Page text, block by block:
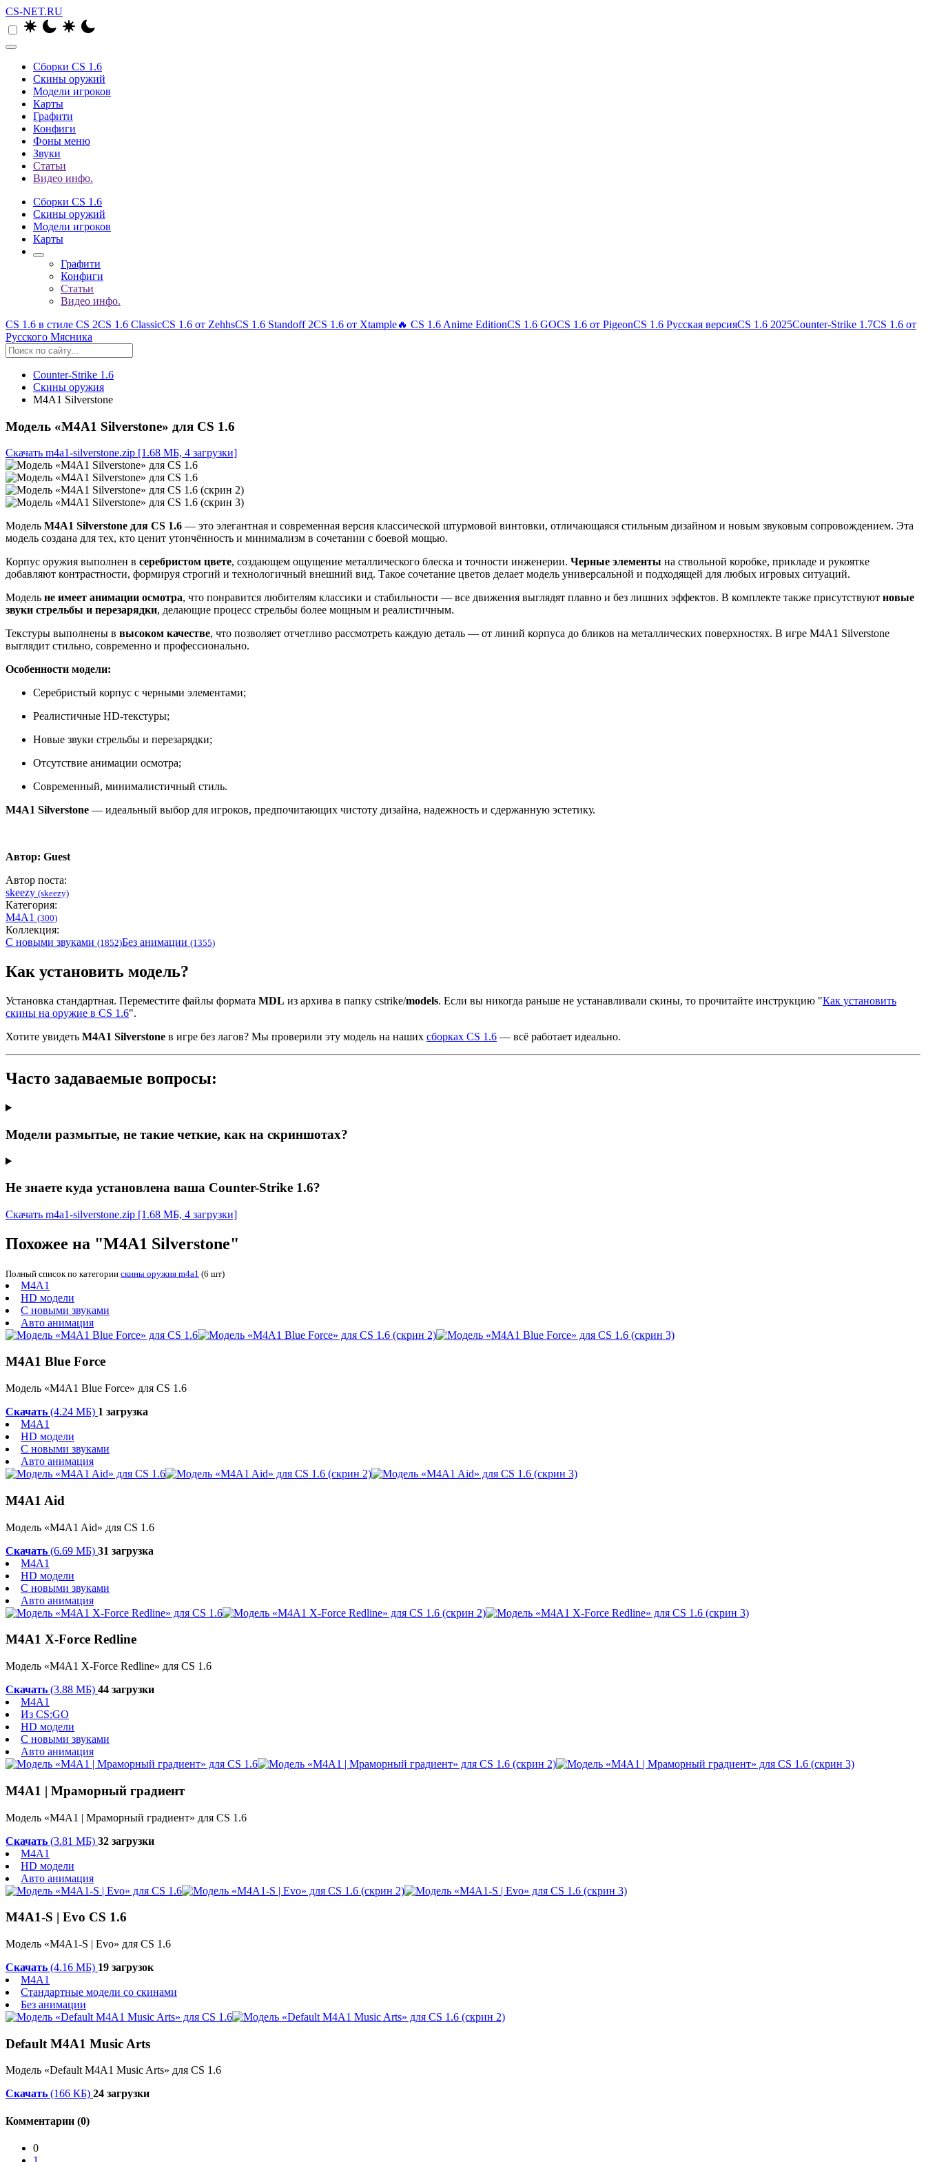
CS-NET.RU
Сборки CS 1.6
Скины оружий
Модели игроков
Карты
Графити
Конфиги
Фоны меню
Звуки
Статьи
Видео инфо.
Сборки CS 1.6
Скины оружий
Модели игроков
Карты
Графити
Конфиги
Статьи
Видео инфо.
CS 1.6 в стиле CS 2CS 1.6 ClassicCS 1.6 от ZehhsCS 1.6 Standoff 2CS 1.6 от Xtample🔥 CS 1.6 Anime EditionCS 1.6 GOCS 1.6 от PigeonCS 1.6 Русская версияCS 1.6 2025Counter-Strike 1.7CS 1.6 от
Русского Мясника
Counter-Strike 1.6
Скины оружия
M4A1 Silverstone
Модель «M4A1 Silverstone» для CS 1.6
Скачать m4a1-silverstone.zip [1.68 МБ, 4 загрузки]
Модель M4A1 Silverstone для CS 1.6 — это элегантная и современная версия классической штурмовой винтовки, отличающаяся стильным дизайном и новым звуковым сопровождением. Эта
модель создана для тех, кто ценит утончённость и минимализм в сочетании с боевой мощью.
Корпус оружия выполнен в серебристом цвете, создающем ощущение металлического блеска и точности инженерии. Черные элементы на ствольной коробке, прикладе и рукоятке
добавляют контрастности, формируя строгий и технологичный внешний вид. Такое сочетание цветов делает модель универсальной и подходящей для любых игровых ситуаций.
Модель не имеет анимации осмотра, что понравится любителям классики и стабильности — все движения выглядят плавно и без лишних эффектов. В комплекте также присутствуют новые
звуки стрельбы и перезарядки, делающие процесс стрельбы более мощным и реалистичным.
Текстуры выполнены в высоком качестве, что позволяет отчетливо рассмотреть каждую деталь — от линий корпуса до бликов на металлических поверхностях. В игре M4A1 Silverstone
выглядит стильно, современно и профессионально.
Особенности модели:
Серебристый корпус с черными элементами;
Реалистичные HD-текстуры;
Новые звуки стрельбы и перезарядки;
Отсутствие анимации осмотра;
Современный, минималистичный стиль.
M4A1 Silverstone — идеальный выбор для игроков, предпочитающих чистоту дизайна, надежность и сдержанную эстетику.
Автор: Guest
Автор поста:
skeezy (skeezy)
Категория:
M4A1 (300)
Коллекция:
С новыми звуками (1852)Без анимации (1355)
Как установить модель?
Установка стандартная. Переместите файлы формата MDL из архива в папку cstrike/models. Если вы никогда раньше не устанавливали скины, то прочитайте инструкцию "Как установить
скины на оружие в CS 1.6".
Хотите увидеть M4A1 Silverstone в игре без лагов? Мы проверили эту модель на наших сборках CS 1.6 — всё работает идеально.
Часто задаваемые вопросы:
Модели размытые, не такие четкие, как на скриншотах?
Не знаете куда установлена ваша Counter-Strike 1.6?
Скачать m4a1-silverstone.zip [1.68 МБ, 4 загрузки]
Похожее на "M4A1 Silverstone"
Полный список по категории скины оружия m4a1 (6 шт)
M4A1
HD модели
С новыми звуками
Авто анимация
M4A1 Blue Force
Модель «M4A1 Blue Force» для CS 1.6
Скачать (4.24 МБ) 1 загрузка
M4A1
HD модели
С новыми звуками
Авто анимация
M4A1 Aid
Модель «M4A1 Aid» для CS 1.6
Скачать (6.69 МБ) 31 загрузка
M4A1
HD модели
С новыми звуками
Авто анимация
M4A1 X-Force Redline
Модель «M4A1 X-Force Redline» для CS 1.6
Скачать (3.88 МБ) 44 загрузки
M4A1
Из CS:GO
HD модели
С новыми звуками
Авто анимация
M4A1 | Мраморный градиент
Модель «M4A1 | Мраморный градиент» для CS 1.6
Скачать (3.81 МБ) 32 загрузки
M4A1
HD модели
Авто анимация
M4A1-S | Evo CS 1.6
Модель «M4A1-S | Evo» для CS 1.6
Скачать (4.16 МБ) 19 загрузок
M4A1
Стандартные модели со скинами
Без анимации
Default M4A1 Music Arts
Модель «Default M4A1 Music Arts» для CS 1.6
Скачать (166 КБ) 24 загрузки
Комментарии (0)
0